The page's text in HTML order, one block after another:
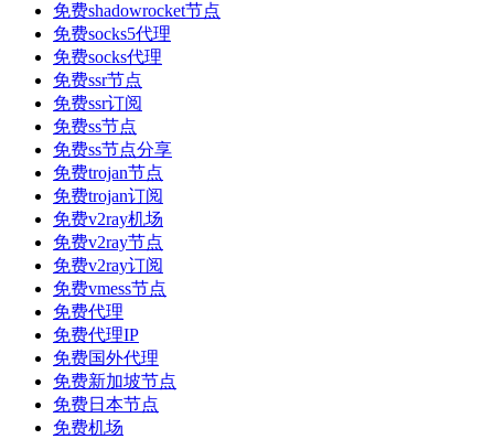
免费shadowrocket节点
免费socks5代理
免费socks代理
免费ssr节点
免费ssr订阅
免费ss节点
免费ss节点分享
免费trojan节点
免费trojan订阅
免费v2ray机场
免费v2ray节点
免费v2ray订阅
免费vmess节点
免费代理
免费代理IP
免费国外代理
免费新加坡节点
免费日本节点
免费机场